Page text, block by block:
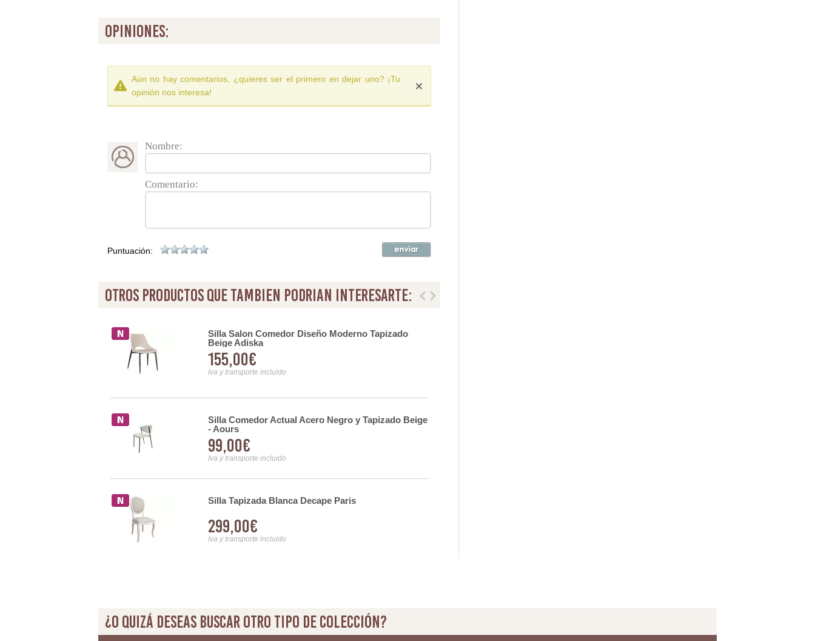
opiniones:
Aún no hay comentarios, ¿quieres ser el primero en dejar uno? ¡Tu
opinión nos interesa!
Nombre:
Comentario:
Puntuación:
otros productos que tambien podrian interesarte:
Silla Salon Comedor Diseño Moderno Tapizado
Beige Adiska
155,00€
Iva y transporte incluido
Silla Comedor Actual Acero Negro y Tapizado Beige
- Aours
99,00€
Iva y transporte incluido
Silla Tapizada Blanca Decape Paris
299,00€
Iva y transporte incluido
¿O quizá deseas buscar otro tipo de colección?